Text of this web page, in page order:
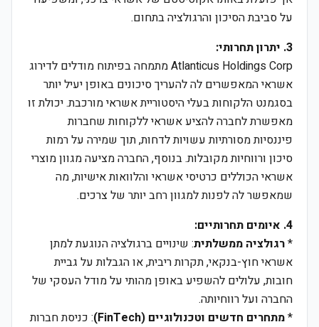
על סביבת הסיכון והרגולציה בתחום.
3. יתרון תחרותי:
Atlanticus Holdings Corp מתמחה בפיתוח מודלים לדירוג
אשראי המאפשרים לה להעריך סיכונים באופן יעיל יותר
בסגמנט הלקוחות בעלי היסטוריית אשראי מורכבת. יכולת זו
מאפשרת לחברה להציע אשראי ללקוחות שחברות
פיננסיות מסורתיות עשויות לדחות, תוך שמירה על רמות
סיכון ורווחיות מקובלות. בנוסף, החברה מציעה מגוון מוצרי
אשראי הכוללים כרטיסי אשראי והלוואות אישיות, מה
שמאפשר לה לפנות למגוון רחב יותר של צרכים.
4. איומים תחרותיים:
*רגולציה ממשלתית: שינויים ברגולציה הנוגעת למתן
אשראי חוץ-בנקאי, תקרות ריבית, או הגבלות על גביית
חובות, עלולים להשפיע באופן מהותי על מודל העסקי של
החברה ועל רווחיותה.
*מתחרים חדשים וטכנולוגיים (FinTech)
: כניסת חברות